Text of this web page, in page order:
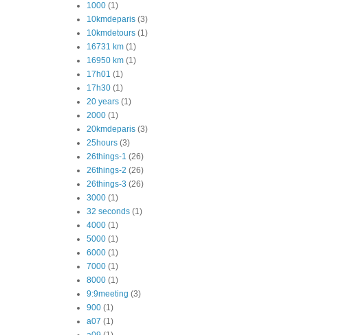
1000 (1)
10kmdeparis (3)
10kmdetours (1)
16731 km (1)
16950 km (1)
17h01 (1)
17h30 (1)
20 years (1)
2000 (1)
20kmdeparis (3)
25hours (3)
26things-1 (26)
26things-2 (26)
26things-3 (26)
3000 (1)
32 seconds (1)
4000 (1)
5000 (1)
6000 (1)
7000 (1)
8000 (1)
9:9meeting (3)
900 (1)
a07 (1)